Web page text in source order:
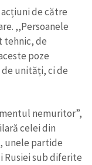
de către
,,Persoanеle
tehnic, de
poze
unități, ci de
nemuritor”,
celei din
unele partide
Rusiei sub diferite